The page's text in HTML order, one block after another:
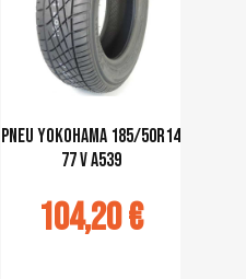
pneu Yokohama 185/50R14
77 V A539
104,20 €